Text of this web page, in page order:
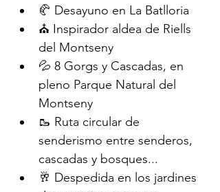
🥐 Desayuno en La Batlloria
⛪️ Inspirador aldea de Riells
del Montseny
💦 8 Gorgs y Cascadas, en
pleno Parque Natural del
Montseny
🥾 Ruta circular de
senderismo entre senderos,
cascadas y bosques...
🥂 Despedida en los jardines